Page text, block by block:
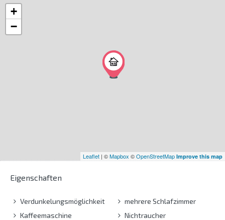
+
−
Leaflet | ©Mapbox ©OpenStreetMap Improve this map
Eigenschaften
Verdunkelungsmöglichkeit
Kaffeemaschine
mehrere Schlafzimmer
Nichtraucher